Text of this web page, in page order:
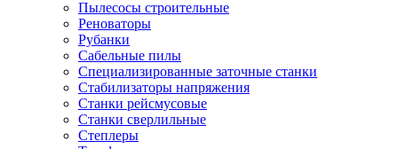
Пылесосы строительные
Реноваторы
Рубанки
Сабельные пилы
Специализированные заточные станки
Стабилизаторы напряжения
Станки рейсмусовые
Станки сверлильные
Степлеры